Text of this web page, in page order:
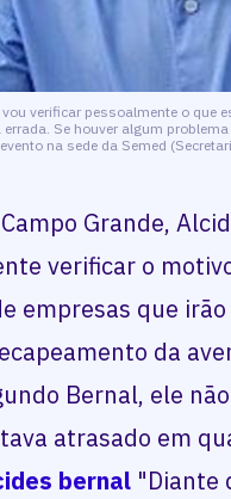
verificar pessoalmente o que
Se houver algum
na sede da Semed
Grande,
verificar o
empresas que
da
Bernal, ele
atrasado em
"Diante